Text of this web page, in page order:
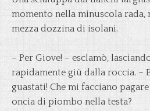
momento nella minuscola rada,
mezza dozzina di isolani.
– Per Giove! – esclamò,
rapidamente giù dalla roccia. –
guastati! Che mi facciano
oncia di piombo nella testa?